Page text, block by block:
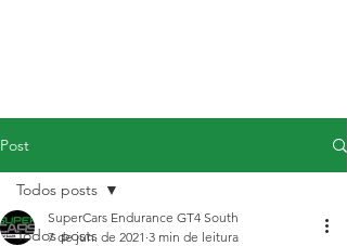
Post
Todos posts
Todos posts
SuperCars Endurance GT4 South
7 de jun. de 2021 3 min de leitura